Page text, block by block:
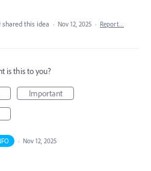
shared this idea · Nov 12, 2025 · Report…
is this to you?
Important
· Nov 12, 2025